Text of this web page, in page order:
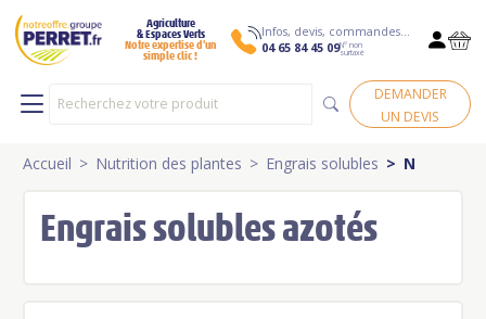
Agriculture
& Espaces Verts
Notre expertise d’un
simple clic !
Infos, devis, commandes…
04 65 84 45 09N° non
surtaxé
DEMANDER
UN DEVIS
Accueil Nutrition des plantes Engrais solubles N
Engrais solubles azotés